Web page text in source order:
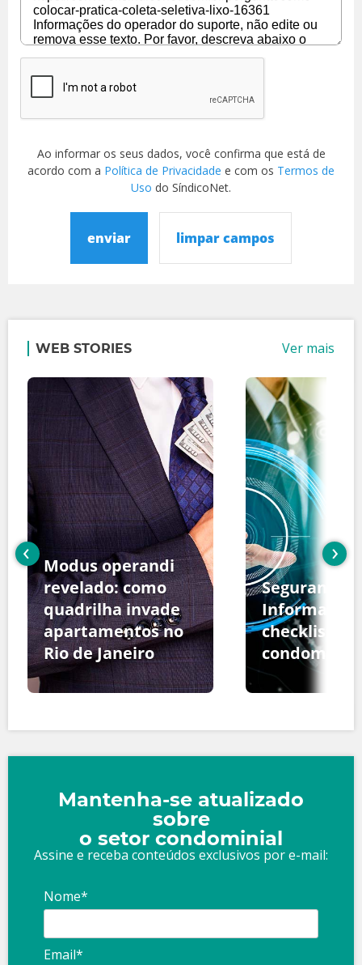
Ao informar os seus dados, você confirma que está de
acordo com a Política de Privacidade e com os Termos de
Uso do SíndicoNet.
enviar limpar campos
WEB STORIES Ver mais
Modus operandi
revelado: como
quadrilha invade
apartamentos no
Rio de Janeiro
Segurança
Informação:
checklist
‹ ›
Mantenha-se atualizado
sobre
o setor condominial
Assine e receba conteúdos exclusivos por e-mail:
Nome*
Email*